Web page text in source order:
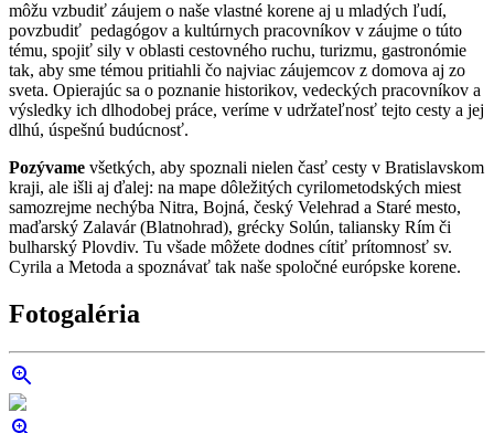
môžu vzbudiť záujem o naše vlastné korene aj u mladých ľudí,
povzbudiť pedagógov a kultúrnych pracovníkov v záujme o túto
tému, spojiť sily v oblasti cestovného ruchu, turizmu, gastronómie
tak, aby sme témou pritiahli čo najviac záujemcov z domova aj zo
sveta. Opierajúc sa o poznanie historikov, vedeckých pracovníkov a
výsledky ich dlhodobej práce, veríme v udržateľnosť tejto cesty a jej
dlhú, úspešnú budúcnosť.
Pozývame všetkých, aby spoznali nielen časť cesty v Bratislavskom
kraji, ale išli aj ďalej: na mape dôležitých cyrilometodských miest
samozrejme nechýba Nitra, Bojná, český Velehrad a Staré mesto,
maďarský Zalavár (Blatnohrad), grécky Solún, taliansky Rím či
bulharský Plovdiv. Tu všade môžete dodnes cítiť prítomnosť sv.
Cyrila a Metoda a spoznávať tak naše spoločné európske korene.
Fotogaléria